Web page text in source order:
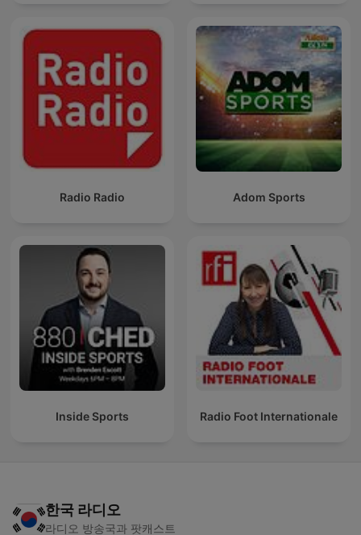
Radio Radio Adom Sports
Inside Sports Radio Foot Internationale
한국 라디오
라디오 방송국과 팟캐스트